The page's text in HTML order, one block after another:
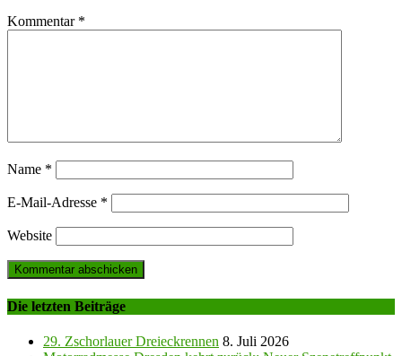
Kommentar *
Name *
E-Mail-Adresse *
Website
Die letzten Beiträge
29. Zschorlauer Dreieckrennen 8. Juli 2026